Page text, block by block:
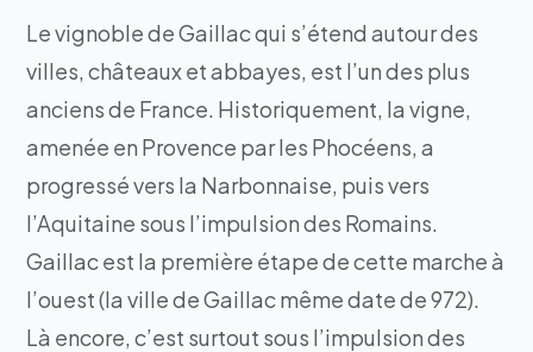
Le vignoble de Gaillac qui s’étend autour des
villes, châteaux et abbayes, est l’un des plus
anciens de France. Historiquement, la vigne,
amenée en Provence par les Phocéens, a
progressé vers la Narbonnaise, puis vers
l’Aquitaine sous l’impulsion des Romains.
Gaillac est la première étape de cette marche à
l’ouest (la ville de Gaillac même date de 972).
Là encore, c’est surtout sous l’impulsion des